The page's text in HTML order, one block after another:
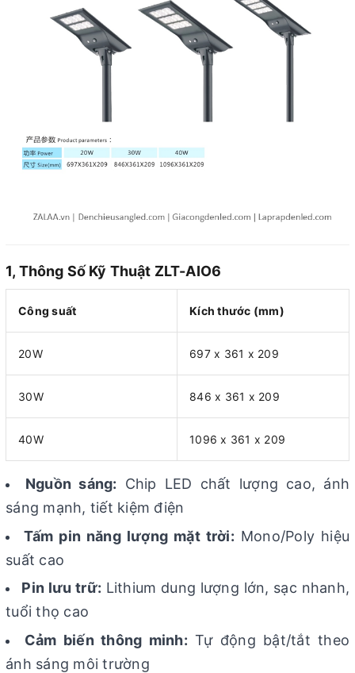
1, Thông Số Kỹ Thuật ZLT-AIO6
Công suất Kích thước (mm)
20W 697 x 361 x 209
30W 846 x 361 x 209
40W 1096 x 361 x 209
Nguồn sáng: Chip LED chất lượng cao, ánh
sáng mạnh, tiết kiệm điện
Tấm pin năng lượng mặt trời: Mono/Poly hiệu
suất cao
Pin lưu trữ: Lithium dung lượng lớn, sạc nhanh,
tuổi thọ cao
Cảm biến thông minh: Tự động bật/tắt theo
ánh sáng môi trường